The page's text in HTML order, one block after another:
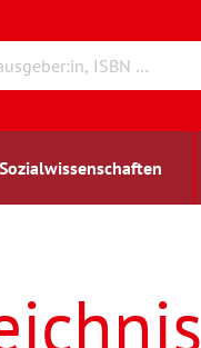
Sozialwissenschaften